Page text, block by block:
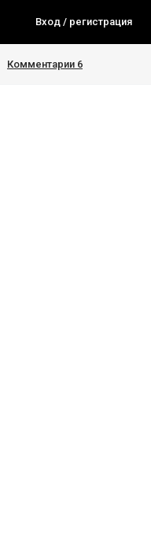
Вход / регистрация
Комментарии 6